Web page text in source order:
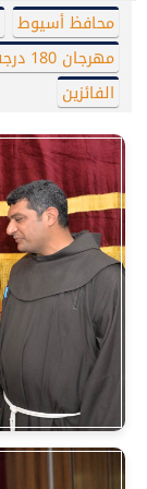
محافظ أسيوط
مهرجان 180 درجة للقراءة والمواهب
الفائزين